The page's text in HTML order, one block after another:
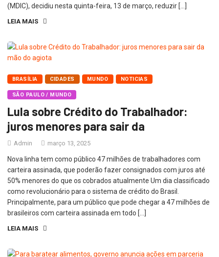
(MDIC), decidiu nesta quinta-feira, 13 de março, reduzir […]
LEIA MAIS
BRASÍLIA CIDADES MUNDO NOTICIAS
SÃO PAULO / MUNDO
Lula sobre Crédito do Trabalhador:
juros menores para sair da
Admin março 13, 2025
Nova linha tem como público 47 milhões de trabalhadores com
carteira assinada, que poderão fazer consignados com juros até
50% menores do que os cobrados atualmente Um dia classificado
como revolucionário para o sistema de crédito do Brasil.
Principalmente, para um público que pode chegar a 47 milhões de
brasileiros com carteira assinada em todo […]
LEIA MAIS